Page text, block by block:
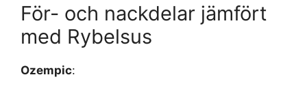
För- och nackdelar jämfört
med Rybelsus
Ozempic: